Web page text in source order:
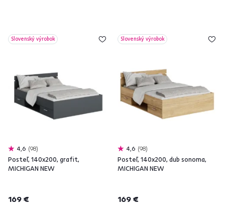
Slovenský výrobok
4,6 98
Posteľ, 140x200, grafit,
MICHIGAN NEW
169 €
Slovenský výrobok
4,6 98
Posteľ, 140x200, dub sonoma,
MICHIGAN NEW
169 €